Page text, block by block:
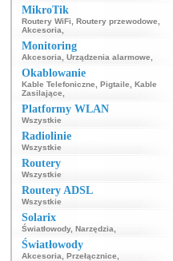
MikroTik
Routery WiFi Routery przewodowe
Akcesoria
Monitoring
Akcesoria Urządzenia alarmowe
Okablowanie
Kable Telefoniczne Pigtaile
Kable
Zasilające
Platformy WLAN
Wszystkie
Radiolinie
Wszystkie
Routery
Wszystkie
Routery ADSL
Wszystkie
Solarix
Światłowody, Narzędzia
Światłowody
Akcesoria Przełącznice